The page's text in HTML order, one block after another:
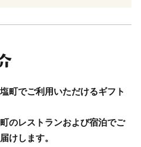
町でご利用いただけるギフト
のレストランおよび宿泊でご
けします。